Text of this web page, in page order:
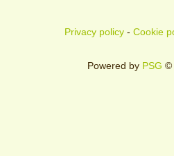
Privacy policy- Cookie
Powered by PSG ©